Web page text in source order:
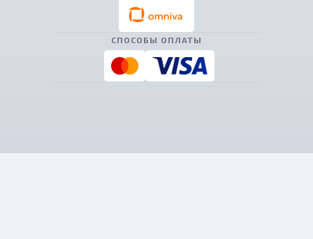
СПОСОБЫ ОПЛАТЫ